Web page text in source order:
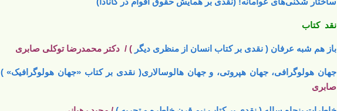
نقد کتاب
باز هم شبه عرفان‏ ( نقدی بر کتاب انسان از منظری دیگر )
/ دکتر محمدرضا توکلى صابرى‏
جهان هولوگرافى، جهان هپروتى، و جهان هالوسالارى( نقدی بر کتاب «جهان هولوگرافیک» )
صابرى‏